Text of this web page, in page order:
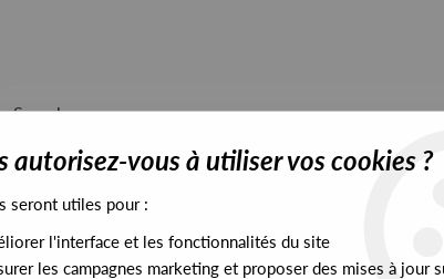
STOCK EXCLUSIVES PRESALES
autorisez-vous à utiliser vos cookies ?
seront utiles pour :
l'interface et les fonctionnalités du site
les campagnes marketing et proposer des mises à jour